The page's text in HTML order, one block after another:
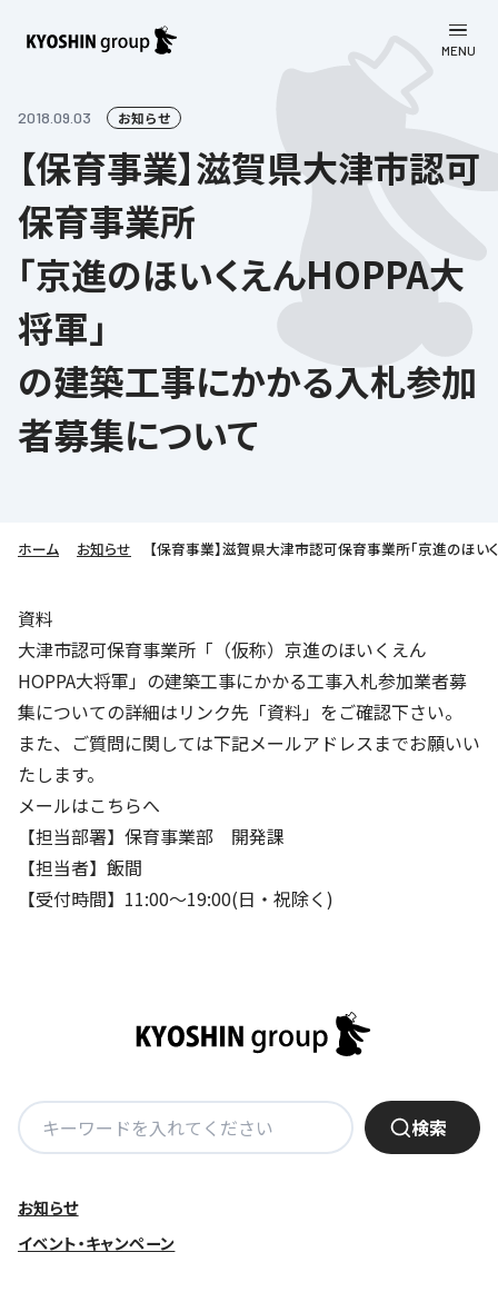
MENU
会社案内
会社案内
企業理念
教育理念
社長挨拶
Company’s Profile
社歌
京進グループが目指す姿
子会社および関係会社
フランチャイズ事業
ソーシャルメディア公式アカウント
事業一覧
学習塾
学びの成果
学習塾について
語学学習
京進グループの事業所
京進グループについて
サステナビリティ
お客さま満足度向上の取り組み
労働環境向上の取り組み
ミャンマーへの支援活動
オリジナルバッグプロジェクト
清華・京進発展フォーラム
立木奨学金
価値創造の取り組み
DX（デジタル変革）
DXビジョン・DX戦略
安全・安心にお通いいただくために
株主・投資家向け情報
株主・投資家向け情報
株主・株式関連情報
ビジョン／経営方針
IRライブラリー
IRカレンダー
ディスクロージャーポリシー
よくあるご質問
免責事項
IRお問合せ
採用情報
採用情報
新卒採用情報
中途採用
講師（アルバイト）募集
保育事業 採用
日本語教育事業 採用
介護事業 採用
お問い合わせ
特別警報発令時の授業について
Copyright © KYOSHIN Co., Ltd. All rights reserved.
2018.09.03 お知らせ
【保育事業】滋賀県大津市認可
保育事業所
「京進のほいくえんHOPPA大
将軍」
の建築工事にかかる入札参加
者募集について
ホーム お知らせ 【保育事業】滋賀県大津市認可保育事業所「京進のほ
資料
大津市認可保育事業所「（仮称）京進のほいくえん
HOPPA大将軍」の建築工事にかかる工事入札参加業者募
集についての詳細はリンク先「資料」をご確認下さい。
また、ご質問に関しては下記メールアドレスまでお願いい
たします。
メールはこちらへ
【担当部署】保育事業部 開発課
【担当者】飯間
【受付時間】11:00〜19:00(日・祝除く)
検
索:
検索
お知らせ
イベント・キャンペーン